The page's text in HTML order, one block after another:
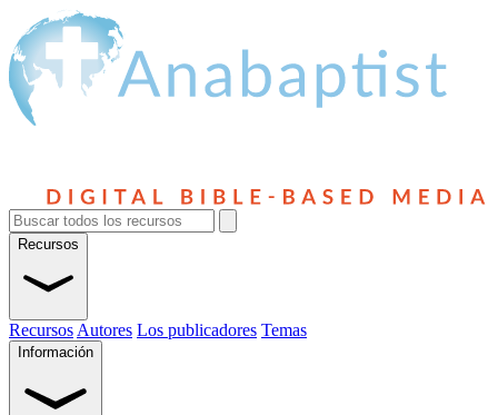
Recursos
Recursos Autores Los publicadores Temas
Información